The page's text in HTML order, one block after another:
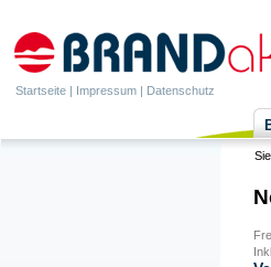
Startseite | Impressum | Datenschutz